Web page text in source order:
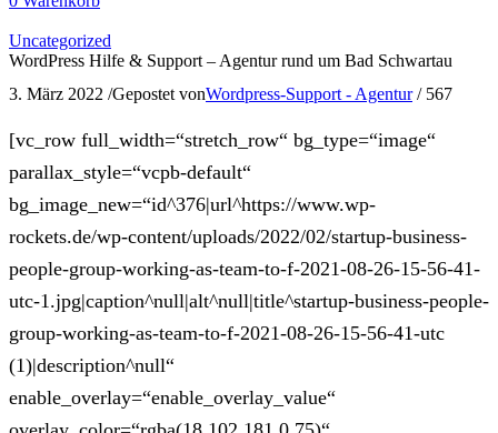
Uncategorized
WordPress Hilfe & Support – Agentur rund um Bad Schwartau
3. März 2022 /Gepostet vonWordpress-Support - Agentur / 567
[vc_row full_width=“stretch_row“ bg_type=“image“
parallax_style=“vcpb-default“
bg_image_new=“id^376|url^https://www.wp-
rockets.de/wp-content/uploads/2022/02/startup-business-
people-group-working-as-team-to-f-2021-08-26-15-56-41-
utc-1.jpg|caption^null|alt^null|title^startup-business-people-
group-working-as-team-to-f-2021-08-26-15-56-41-utc
(1)|description^null“
enable_overlay=“enable_overlay_value“